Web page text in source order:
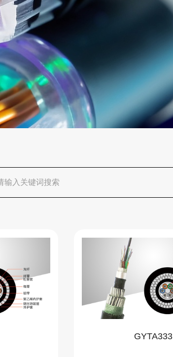
GYTA333